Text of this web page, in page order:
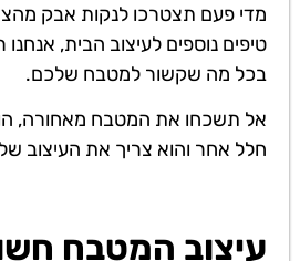
מדי פעם תצטרכו לנקות אבק
טיפים נוספים לעיצוב הבית,
בכל מה שקשור למטבח שלכם.
אל תשכחו את המטבח מאחורה,
חלל אחר והוא צריך את העיצוב
עיצוב המטבח